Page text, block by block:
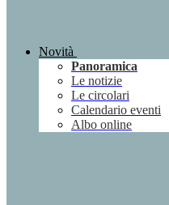
Novità
Panoramica
Le notizie
Le circolari
Calendario eventi
Albo online